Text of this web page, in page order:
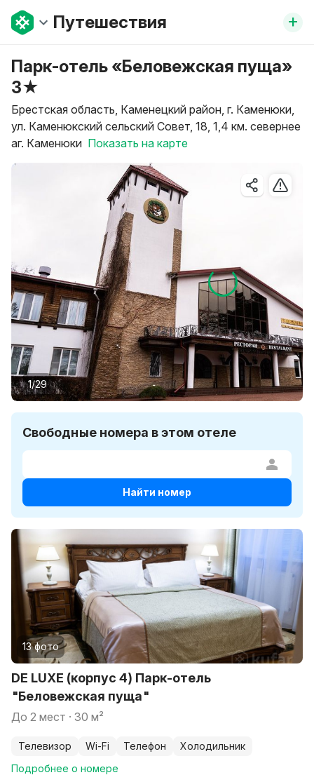
Путешествия +
Парк-отель «Беловежская пуща»
3★
Брестская область, Каменецкий район, г. Каменюки,
ул. Каменюкский сельский Совет, 18, 1,4 км. севернее
аг. Каменюки Показать на карте
1/29
Свободные номера в этом отеле
Найти номер
DE LUXE (корпус 4) Парк-отель
"Беловежская пуща"
до 2 мест · 30 м²
телевизор Wi-Fi телефон
холодильник
Подробнее о номере
13 фото